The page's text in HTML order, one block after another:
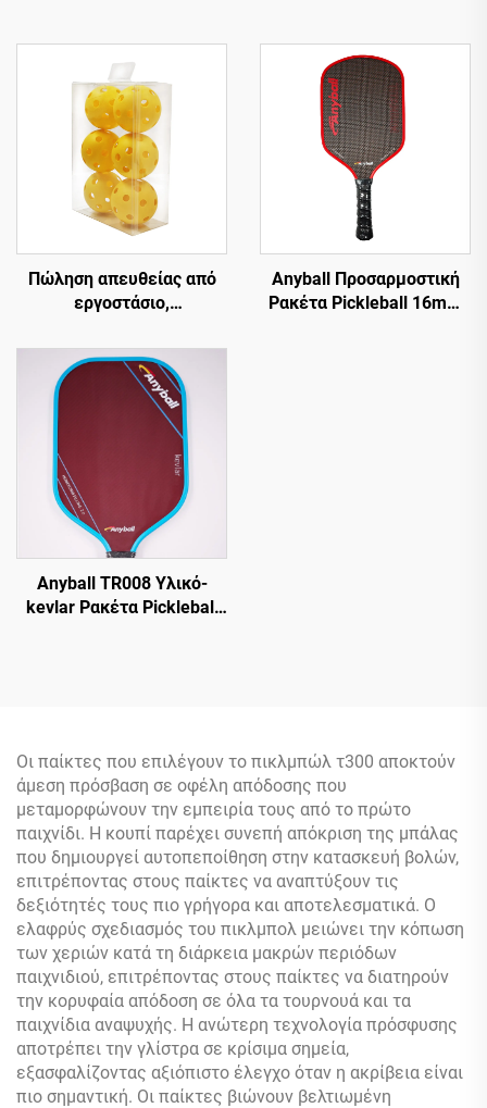
Πώληση απευθείας από
εργοστάσιο,
Pickleball 26/40 τρύπες,
από υλικό PE
Anyball Προσαρμοστική
Ρακέτα Pickleball 16mm
Anyball TR008 Υλικό-
kevlar Ρακέτα Pickleball
Οι παίκτες που επιλέγουν το πικλμπώλ τ300 αποκτούν
άμεση πρόσβαση σε οφέλη απόδοσης που
μεταμορφώνουν την εμπειρία τους από το πρώτο
παιχνίδι. Η κουπί παρέχει συνεπή απόκριση της μπάλας
που δημιουργεί αυτοπεποίθηση στην κατασκευή βολών,
επιτρέποντας στους παίκτες να αναπτύξουν τις
δεξιότητές τους πιο γρήγορα και αποτελεσματικά. Ο
ελαφρύς σχεδιασμός του πικλμπολ μειώνει την κόπωση
των χεριών κατά τη διάρκεια μακρών περιόδων
παιχνιδιού, επιτρέποντας στους παίκτες να διατηρούν
την κορυφαία απόδοση σε όλα τα τουρνουά και τα
παιχνίδια αναψυχής. Η ανώτερη τεχνολογία πρόσφυσης
αποτρέπει την γλίστρα σε κρίσιμα σημεία,
εξασφαλίζοντας αξιόπιστο έλεγχο όταν η ακρίβεια είναι
πιο σημαντική. Οι παίκτες βιώνουν βελτιωμένη